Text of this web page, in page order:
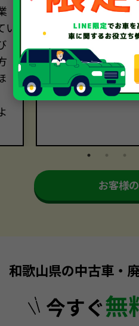
取で安心できる取
ズな手続きに感謝
お客様
和歌山県の中古車・
今すぐ無